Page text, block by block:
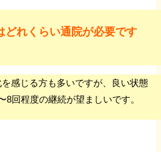
の併用
どれくらい通院が必要です
感じる方も多いですが、良い状態
8回程度の継続が望ましいです。